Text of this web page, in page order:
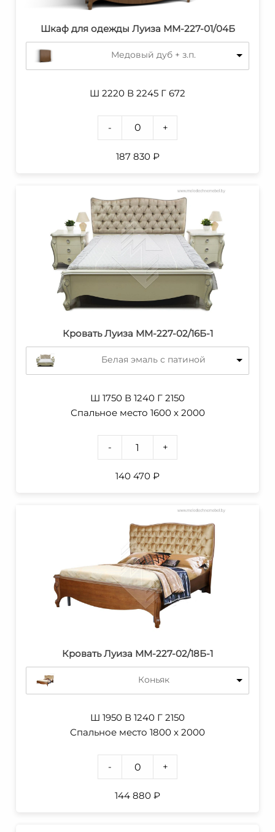
Шкаф для одежды Луиза ММ-227-01/04Б
Медовый дуб + з.п.
Ш 2220 В 2245 Г 672
- +
187 830 ₽
Кровать Луиза MM-227-02/16Б-1
Белая эмаль с патиной
Ш 1750 В 1240 Г 2150
Спальное место 1600 х 2000
- +
140 470 ₽
Кровать Луиза MM-227-02/18Б-1
Коньяк
Ш 1950 В 1240 Г 2150
Спальное место 1800 x 2000
- +
144 880 ₽